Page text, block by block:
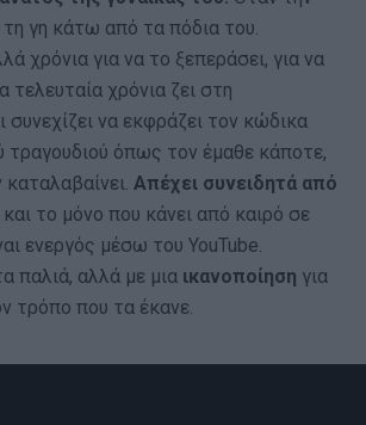
τη γη κάτω από τα πόδια του.
χρόνια για να το ξεπεράσει, για να
τελευταία χρόνια ζει στη
συνεχίζει να εκφράζει τον κώδικα
τραγουδιού όπως τον έμαθε κάποτε,
Απέχει συνειδητά από
και το μόνο που κάνει από καιρό σε
ενεργός μέσω του YouTube.
παλιά, αλλά με μια ικανοποίηση για
τρόπο που τα έκανε.